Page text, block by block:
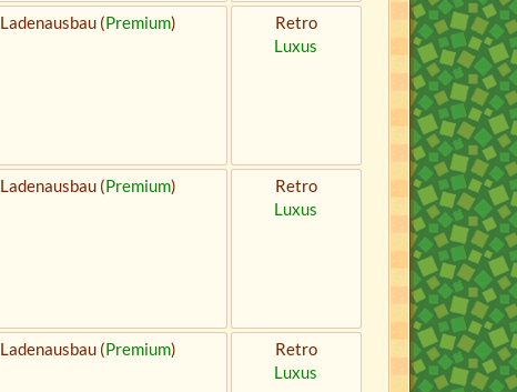
Ladenausbau (Premium)
Retro
Luxus
Ladenausbau (Premium)
Retro
Luxus
Ladenausbau (Premium)
Retro
Luxus